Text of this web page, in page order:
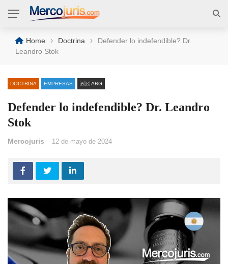
Home › Doctrina ›
Defender lo indefendible? Dr.
Leandro Stok
DOCTRINA EMPRESAS 🇦🇷 ARG
Defender lo indefendible? Dr. Leandro
Stok
Mercojuris 12 de mayo de 2024